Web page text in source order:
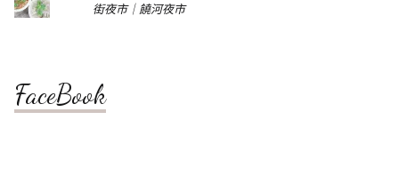
街夜市｜饒河夜市
FaceBook